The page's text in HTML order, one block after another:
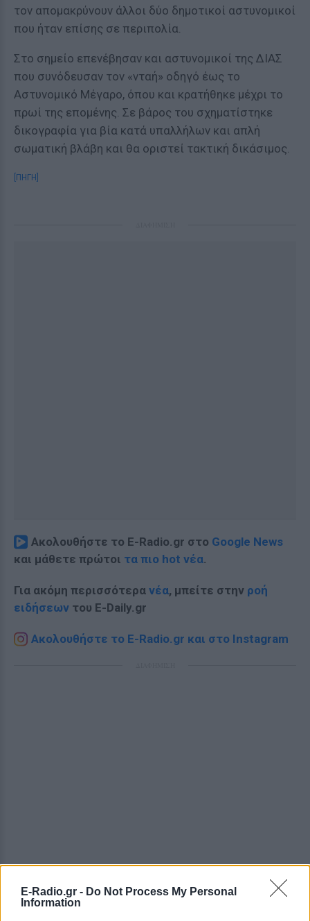
E-Radio.gr - Do Not Process My Personal
Information
τον απομακρύνουν άλλοι δύο δημοτικοί αστυνομικοί
που ήταν επίσης σε περιπολία.
Στο σημείο επενέβησαν και αστυνομικοί της ΔΙΑΣ
που συνόδευσαν τον «νταή» οδηγό έως το
Αστυνομικό Μέγαρο, όπου και κρατήθηκε μέχρι το
πρωί της επομένης. Σε βάρος του σχηματίστηκε
δικογραφία για βία κατά υπαλλήλων και απλή
σωματική βλάβη και θα οριστεί τακτική δικάσιμος.
[ΠΗΓΗ]
Ακολουθήστε το E-Radio.gr στο Google News
και μάθετε πρώτοι τα πιο hot νέα.
Για ακόμη περισσότερα νέα, μπείτε στην ροή
ειδήσεων του E-Daily.gr
Ακολουθήστε το E-Radio.gr και στο Instagram